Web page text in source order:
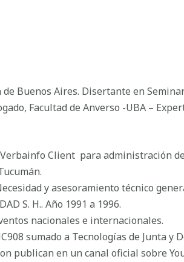
Buenos Aires. Disertante en
Facultad de Anverso -UBA –
Client para administración
y asesoramiento técnico
S. H.. Año 1991 a 1996.
nacionales e internacionales.
sumado a Tecnologías de Junta y
publican en un canal oficial sobre